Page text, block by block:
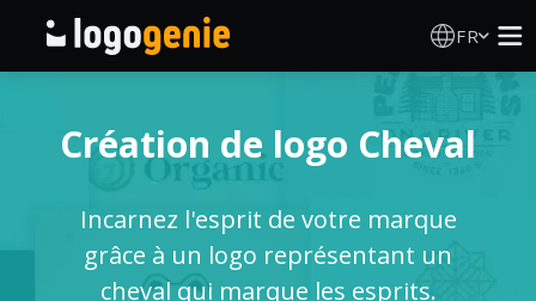
FR
Générateur de logo IA
Idées de logos
Création de logo Cheval
Incarnez l'esprit de votre marque
grâce à un logo représentant un
cheval qui marque les esprits.